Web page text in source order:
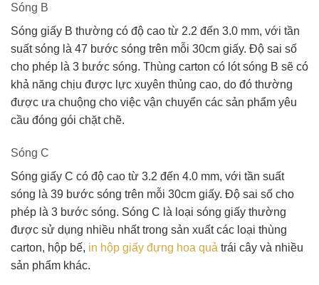
Sóng B
Sóng giấy B thường có độ cao từ 2.2 đến 3.0 mm, với tần
suất sóng là 47 bước sóng trên mỗi 30cm giấy. Độ sai số
cho phép là 3 bước sóng. Thùng carton có lót sóng B sẽ có
khả năng chịu được lực xuyên thủng cao, do đó thường
được ưa chuộng cho việc vận chuyển các sản phẩm yêu
cầu đóng gói chặt chẽ.
Sóng C
Sóng giấy C có độ cao từ 3.2 đến 4.0 mm, với tần suất
sóng là 39 bước sóng trên mỗi 30cm giấy. Độ sai số cho
phép là 3 bước sóng. Sóng C là loại sóng giấy thường
được sử dụng nhiều nhất trong sản xuất các loại thùng
carton, hộp bế, in hộp giấy đựng hoa quả trái cây và nhiều
sản phẩm khác.